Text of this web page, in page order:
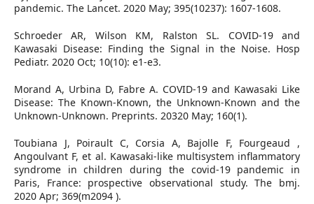
pandemic. The Lancet. 2020 May; 395(10237): 1607-1608.
Schroeder AR, Wilson KM, Ralston SL. COVID-19 and
Kawasaki Disease: Finding the Signal in the Noise. Hosp
Pediatr. 2020 Oct; 10(10): e1-e3.
Morand A, Urbina D, Fabre A. COVID-19 and Kawasaki Like
Disease: The Known-Known, the Unknown-Known and the
Unknown-Unknown. Preprints. 20320 May; 160(1).
Toubiana J, Poirault C, Corsia A, Bajolle F, Fourgeaud ,
Angoulvant F, et al. Kawasaki-like multisystem inflammatory
syndrome in children during the covid-19 pandemic in
Paris, France: prospective observational study. The bmj.
2020 Apr; 369(m2094 ).